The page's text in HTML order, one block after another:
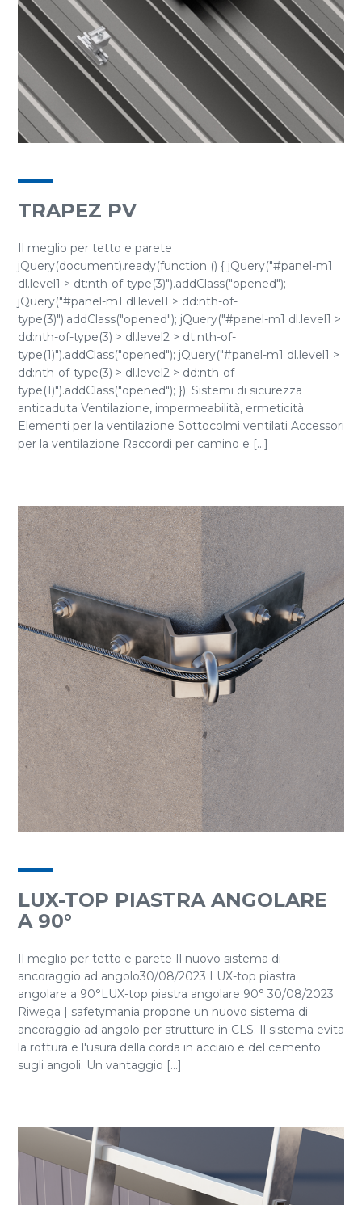
TRAPEZ PV
Il meglio per tetto e parete
jQuery(document).ready(function () { jQuery("#panel-m1
dl.level1 > dt:nth-of-type(3)").addClass("opened");
jQuery("#panel-m1 dl.level1 > dd:nth-of-
type(3)").addClass("opened"); jQuery("#panel-m1 dl.level1 >
dd:nth-of-type(3) > dl.level2 > dt:nth-of-
type(1)").addClass("opened"); jQuery("#panel-m1 dl.level1 >
dd:nth-of-type(3) > dl.level2 > dd:nth-of-
type(1)").addClass("opened"); }); Sistemi di sicurezza
anticaduta Ventilazione, impermeabilità, ermeticità
Elementi per la ventilazione Sottocolmi ventilati Accessori
per la ventilazione Raccordi per camino e [...]
LUX-TOP PIASTRA ANGOLARE
A 90°
Il meglio per tetto e parete Il nuovo sistema di
ancoraggio ad angolo30/08/2023 LUX-top piastra
angolare a 90°LUX-top piastra angolare 90° 30/08/2023
Riwega | safetymania propone un nuovo sistema di
ancoraggio ad angolo per strutture in CLS. Il sistema evita
la rottura e l'usura della corda in acciaio e del cemento
sugli angoli. Un vantaggio [...]